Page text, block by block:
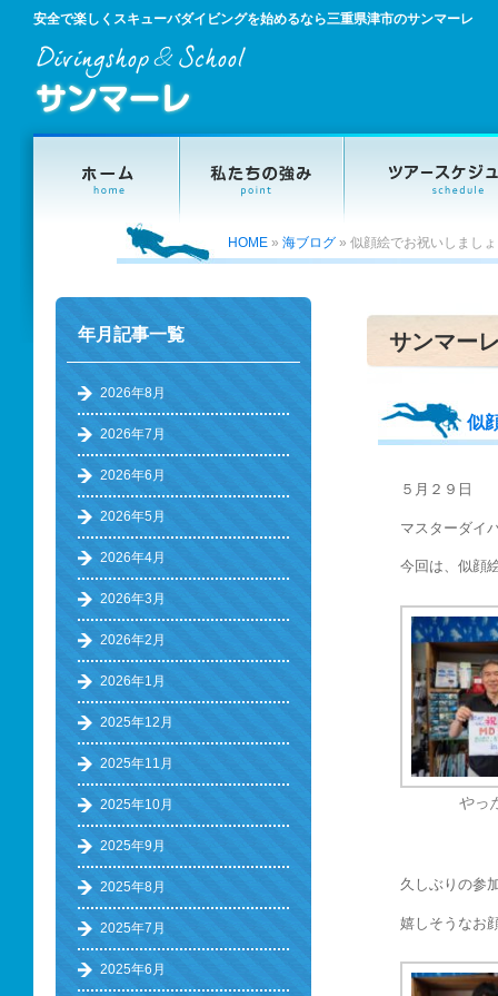
安全で楽しくスキューバダイビングを始めるなら三重県津市のサンマーレ
HOME » 海ブログ » 似顔絵でお祝いしまし
サンマー
似
５月２９日
マスターダイ
今回は、似顔
やっ
久しぶりの参
嬉しそうなお
年月記事一覧
2026年8月
2026年7月
2026年6月
2026年5月
2026年4月
2026年3月
2026年2月
2026年1月
2025年12月
2025年11月
2025年10月
2025年9月
2025年8月
2025年7月
2025年6月